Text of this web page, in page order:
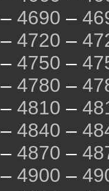
– 4690 –
– 4720 –
– 4750 –
– 4780 –
– 4810 –
– 4840 –
– 4870 –
– 4900 –